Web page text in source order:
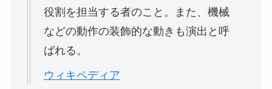
役割を担当する者のこと。また、機械
などの動作の装飾的な動きも演出と呼
ばれる。
ウィキペディア